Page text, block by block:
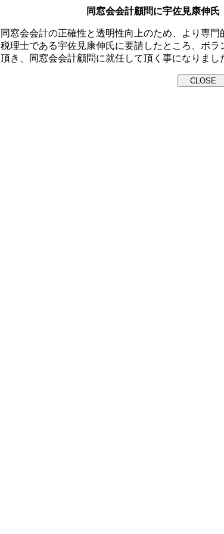
同窓会会計顧問に宇佐見康伸氏
同窓会会計の正確性と透明性向上のため、より専
税理士である宇佐見康伸氏に要請したところ、ボ
頂き、同窓会会計顧問に就任して頂く事になりまし